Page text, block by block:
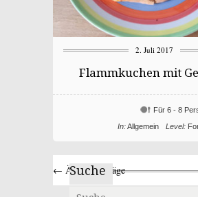
2. Juli 2017
Flammkuchen mit
Für 6 - 8
Level:
In: Allgemein
← Ältere Einträge
Suche